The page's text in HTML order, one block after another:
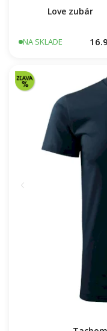
Love zubár
NA SKLADE